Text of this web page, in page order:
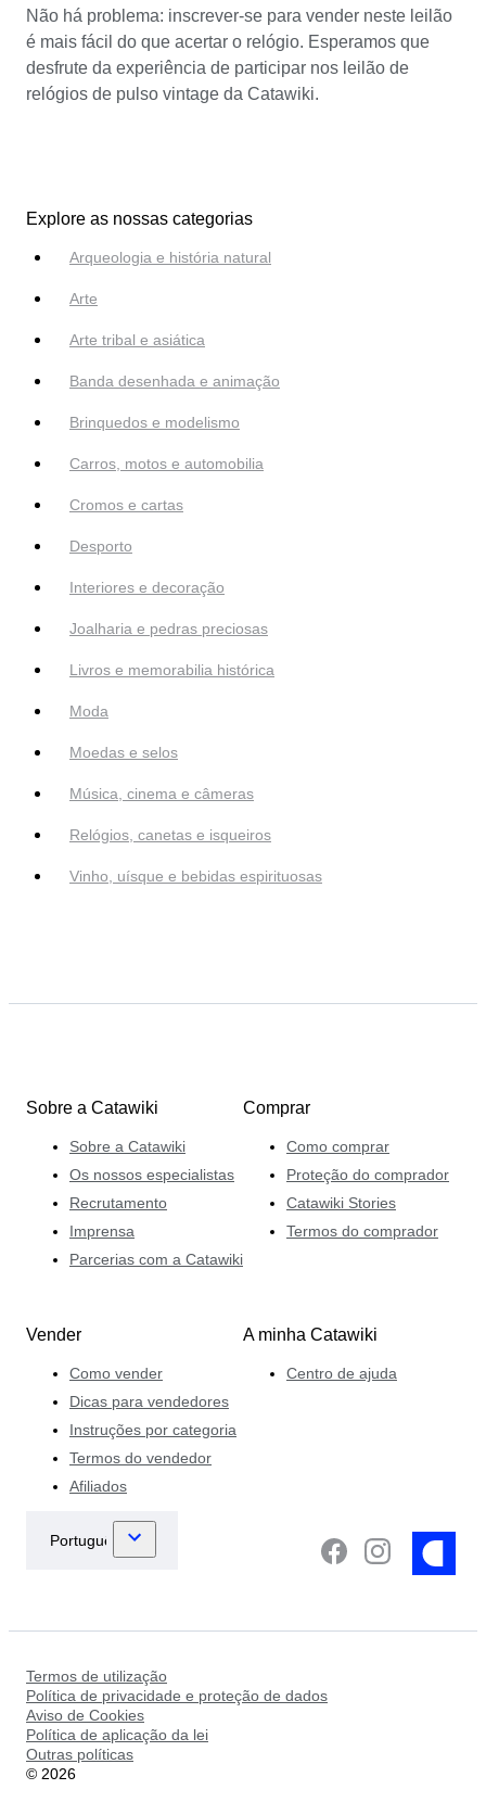
Não há problema: inscrever-se para vender neste leilão
é mais fácil do que acertar o relógio. Esperamos que
desfrute da experiência de participar nos leilão de
relógios de pulso vintage da Catawiki.
Explore as nossas categorias
Arqueologia e história natural
Arte
Arte tribal e asiática
Banda desenhada e animação
Brinquedos e modelismo
Carros, motos e automobilia
Cromos e cartas
Desporto
Interiores e decoração
Joalharia e pedras preciosas
Livros e memorabilia histórica
Moda
Moedas e selos
Música, cinema e câmeras
Relógios, canetas e isqueiros
Vinho, uísque e bebidas espirituosas
Sobre a Catawiki
Sobre a Catawiki
Os nossos especialistas
Recrutamento
Imprensa
Parcerias com a Catawiki
Comprar
Como comprar
Proteção do comprador
Catawiki Stories
Termos do comprador
Vender
Como vender
Dicas para vendedores
Instruções por categoria
Termos do vendedor
Afiliados
A minha Catawiki
Centro de ajuda
Termos de utilização
Política de privacidade e proteção de dados
Aviso de Cookies
Política de aplicação da lei
Outras políticas
© 2026